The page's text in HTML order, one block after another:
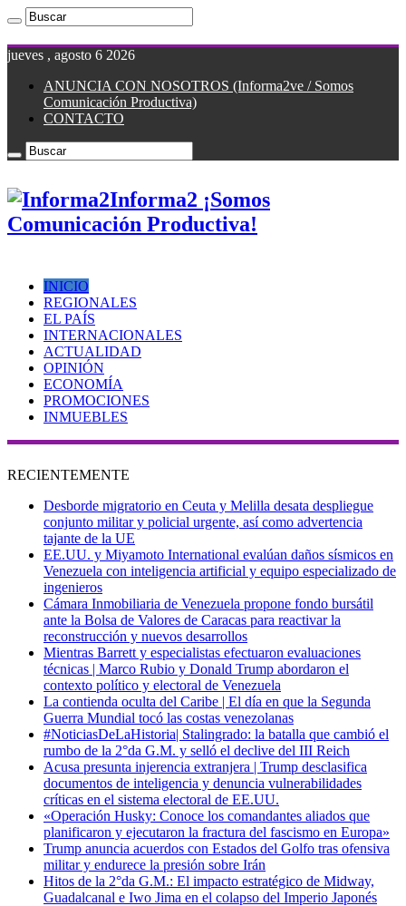
jueves , agosto 6 2026
ANUNCIA CON NOSOTROS (Informa2ve / Somos
Comunicación Productiva)
CONTACTO
Informa2 ¡Somos
Comunicación Productiva!
INICIO
REGIONALES
EL PAÍS
INTERNACIONALES
ACTUALIDAD
OPINIÓN
ECONOMÍA
PROMOCIONES
INMUEBLES
RECIENTEMENTE
Desborde migratorio en Ceuta y Melilla desata despliegue
conjunto militar y policial urgente, así como advertencia
tajante de la UE
EE.UU. y Miyamoto International evalúan daños sísmicos en
Venezuela con inteligencia artificial y equipo especializado de
ingenieros
Cámara Inmobiliaria de Venezuela propone fondo bursátil
ante la Bolsa de Valores de Caracas para reactivar la
reconstrucción y nuevos desarrollos
Mientras Barrett y especialistas efectuaron evaluaciones
técnicas | Marco Rubio y Donald Trump abordaron el
contexto político y electoral de Venezuela
La contienda oculta del Caribe | El día en que la Segunda
Guerra Mundial tocó las costas venezolanas
#NoticiasDeLaHistoria| Stalingrado: la batalla que cambió el
rumbo de la 2°da G.M. y selló el declive del III Reich
Acusa presunta injerencia extranjera | Trump desclasifica
documentos de inteligencia y denuncia vulnerabilidades
críticas en el sistema electoral de EE.UU.
«Operación Husky: Conoce los comandantes aliados que
planificaron y ejecutaron la fractura del fascismo en Europa»
Trump anuncia acuerdos con Estados del Golfo tras ofensiva
militar y endurece la presión sobre Irán
Hitos de la 2°da G.M.: El impacto estratégico de Midway,
Guadalcanal e Iwo Jima en el colapso del Imperio Japonés